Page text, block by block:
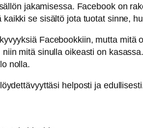
jakamisessa. Facebook on
se sisältö jota tuotat sinne,
Facebookkiin, mutta
mitä sinulla oikeasti on
nolla.
helposti ja